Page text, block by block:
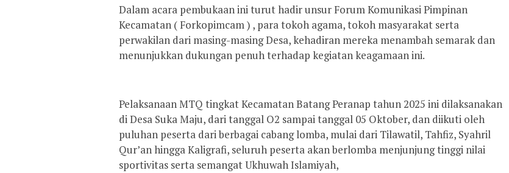
Dalam acara pembukaan ini turut hadir unsur Forum Komunikasi Pimpinan
Kecamatan ( Forkopimcam ) , para tokoh agama, tokoh masyarakat serta
perwakilan dari masing-masing Desa, kehadiran mereka menambah semarak dan
menunjukkan dukungan penuh terhadap kegiatan keagamaan ini.
Pelaksanaan MTQ tingkat Kecamatan Batang Peranap tahun 2025 ini dilaksanakan
di Desa Suka Maju, dari tanggal O2 sampai tanggal 05 Oktober, dan diikuti oleh
puluhan peserta dari berbagai cabang lomba, mulai dari Tilawatil, Tahfiz, Syahril
Qur’an hingga Kaligrafi, seluruh peserta akan berlomba menjunjung tinggi nilai
sportivitas serta semangat Ukhuwah Islamiyah,